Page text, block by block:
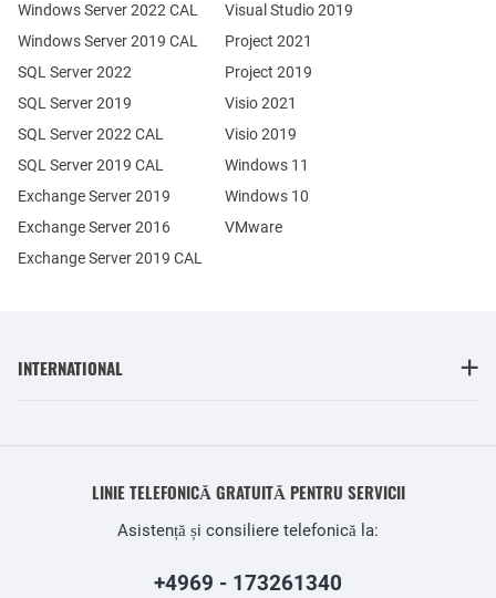
Exchange Server 2019
Exchange Server 2016
SQL Server 2022
SQL Server 2019
Windows Server 2022 CAL
Windows Server 2019 CAL
SQL Server 2022 CAL
SQL Server 2019 CAL
Exchange Server 2019 CAL
Visual Studio 2019
Project 2021
Project 2019
Visio 2021
Visio 2019
Windows 11
Windows 10
VMware
INTERNATIONAL
LINIE TELEFONICĂ GRATUITĂ PENTRU SERVICII
Asistență și consiliere telefonică la:
+4969 - 173261340